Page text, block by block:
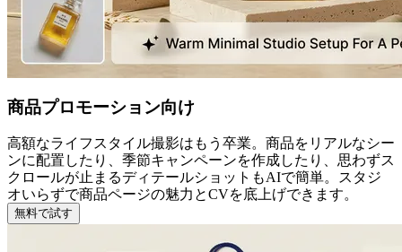
商品プロモーション向け
高額なライフスタイル撮影はもう卒業。商品をリアルなシー
ンに配置したり、季節キャンペーンを作成したり、思わずス
クロールが止まるディテールショットもAIで簡単。スタジ
オいらずで商品ページの魅力とCVを底上げできます。
無料で試す